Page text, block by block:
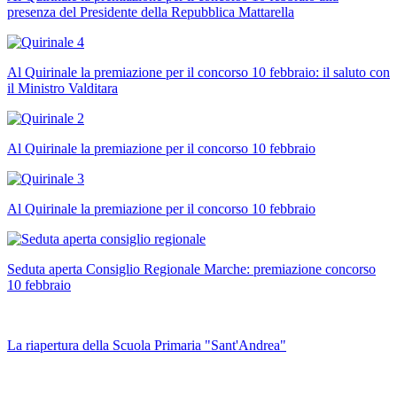
presenza del Presidente della Repubblica Mattarella
Al Quirinale la premiazione per il concorso 10 febbraio: il saluto con
il Ministro Valditara
Al Quirinale la premiazione per il concorso 10 febbraio
Al Quirinale la premiazione per il concorso 10 febbraio
Seduta aperta Consiglio Regionale Marche: premiazione concorso
10 febbraio
La riapertura della Scuola Primaria "Sant'Andrea"